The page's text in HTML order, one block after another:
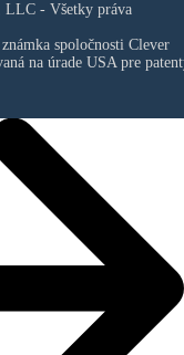
LLC - Všetky práva
spoločnosti Clever
na úrade USA pre